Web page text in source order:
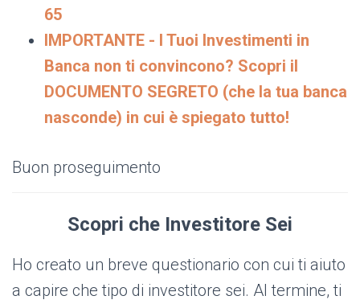
65
IMPORTANTE - I Tuoi Investimenti in
Banca non ti convincono? Scopri il
DOCUMENTO SEGRETO (che la tua banca
nasconde) in cui è spiegato tutto!
Buon proseguimento
Scopri che Investitore Sei
Ho creato un breve questionario con cui ti aiuto
a capire che tipo di investitore sei. Al termine, ti